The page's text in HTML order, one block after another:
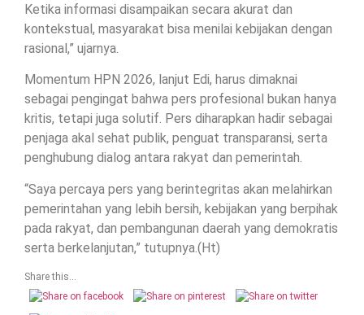
Ketika informasi disampaikan secara akurat dan
kontekstual, masyarakat bisa menilai kebijakan dengan
rasional,” ujarnya.
Momentum HPN 2026, lanjut Edi, harus dimaknai
sebagai pengingat bahwa pers profesional bukan hanya
kritis, tetapi juga solutif. Pers diharapkan hadir sebagai
penjaga akal sehat publik, penguat transparansi, serta
penghubung dialog antara rakyat dan pemerintah.
“Saya percaya pers yang berintegritas akan melahirkan
pemerintahan yang lebih bersih, kebijakan yang berpihak
pada rakyat, dan pembangunan daerah yang demokratis
serta berkelanjutan,” tutupnya.(Ht)
Share this...